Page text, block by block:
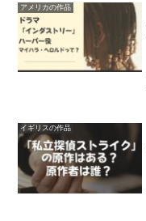
アメリカの作品
イギリスの作品